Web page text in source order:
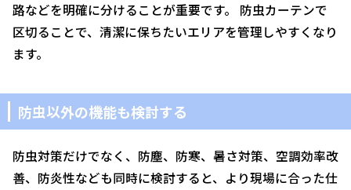
路などを明確に分けることが重要です。 防虫カーテンで
区切ることで、清潔に保ちたいエリアを管理しやすくなり
ます。
防虫以外の機能も検討する
防虫対策だけでなく、防塵、防寒、暑さ対策、空調効率改
善、防炎性なども同時に検討すると、より現場に合った仕